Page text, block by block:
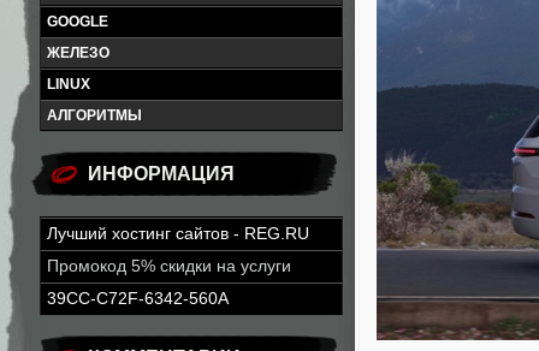
GOOGLE
ЖЕЛЕЗО
LINUX
АЛГОРИТМЫ
ИНФОРМАЦИЯ
Лучший хостинг сайтов - REG.RU
Промокод 5% скидки на услуги
39CC-C72F-6342-560A